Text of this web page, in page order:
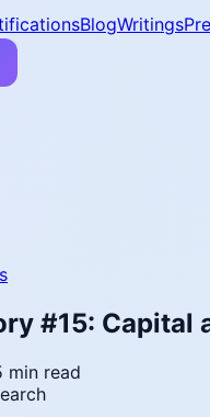
BlogWritings
#15: Capital
min read